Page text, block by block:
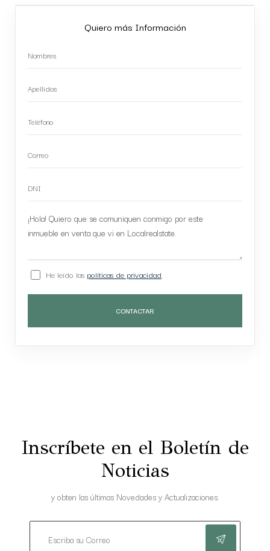
Quiero más Información
He leído las políticas de privacidad.
CONTACTAR
Inscríbete en el Boletín de
Noticias
y obten las últimas Novedades y Actualizaciones.